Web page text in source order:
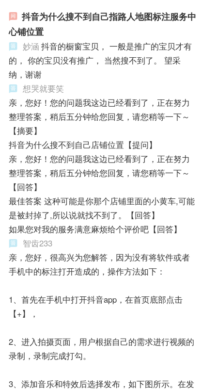
抖音为什么搜不到自己指路人地图标注服务中
心铺位置
妙涵 抖音的橱窗宝贝， 一般是推广的宝贝才有
的， 你的宝贝没有推广， 当然搜不到了。 望采
纳，谢谢
想哭就要笑
亲，您好！您的问题我这边已经看到了，正在努力
整理答案，稍后五分钟给您回复，请您稍等一下～
【摘要】
抖音为什么搜不到自己店铺位置【提问】
亲，您好！您的问题我这边已经看到了，正在努力
整理答案，稍后五分钟给您回复，请您稍等一下～
【回答】
最佳答案 这种可能是你那个店铺里面的小黄车,可能
是被封掉了,所以说就找不到了。【回答】
如果您对我的服务满意麻烦给个评价吧【回答】
智齿233
亲，您好，很高兴为您解答，因为没有将软件或者
手机中的标注打开造成的，操作方法如下：
1、首先在手机中打开抖音app，在首页底部点击
【+】，
2、进入拍摄页面，用户根据自己的需求进行视频的
录制，录制完成打勾。
3、添加音乐和特效后选择发布，如下图所示。在发